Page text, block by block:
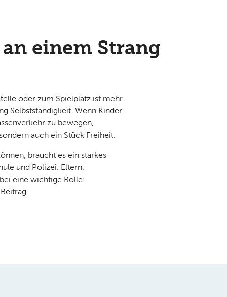
einem Strang
oder zum Spielplatz ist mehr
Selbstständigkeit. Wenn Kinder
zu bewegen,
auch ein Stück Freiheit.
braucht es ein starkes
und Polizei. Eltern,
eine wichtige Rolle: